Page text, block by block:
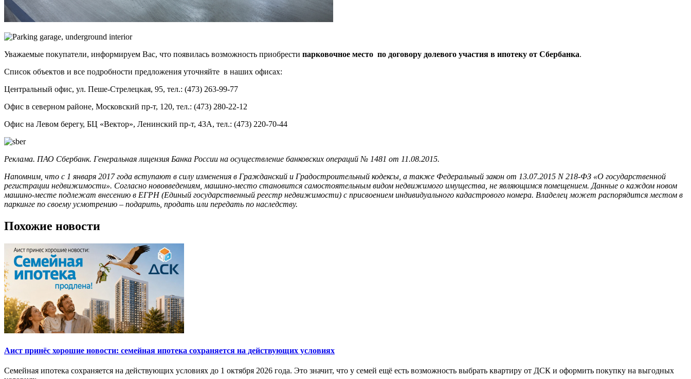
Уважаемые покупатели, информируем Вас, что появилась возможность приобрести парковочное место по договору долевого участия в ипотеку от Сбербанка.
Список объектов и все подробности предложения уточняйте в наших офисах:
Центральный офис, ул. Пеше-Стрелецкая, 95, тел.: (473) 263-99-77
Офис в северном районе, Московский пр-т, 120, тел.: (473) 280-22-12
Офис на Левом берегу, БЦ «Вектор», Ленинский пр-т, 43А, тел.: (473) 220-70-44
Реклама. ПАО Сбербанк. Генеральная лицензия Банка России на осуществление банковских операций № 1481 от 11.08.2015.
Напомним, что с 1 января 2017 года вступают в силу изменения в Гражданский и Градостроительный кодексы, а также Федеральный закон от 13.07.2015 N 218-ФЗ «О государственной
регистрации недвижимости». Согласно нововведениям, машино-место становится самостоятельным видом недвижимого имущества, не являющимся помещением. Данные о каждом новом
машино-месте подлежат внесению в ЕГРН (Единый государственный реестр недвижимости) с присвоением индивидуального кадастрового номера. Владелец может распорядится местом в
паркинге по своему усмотрению – подарить, продать или передать по наследству.
Похожие новости
Аист принёс хорошие новости: семейная ипотека сохраняется на действующих условиях
Семейная ипотека сохраняется на действующих условиях до 1 октября 2026 года. Это значит, что у семей ещё есть возможность выбрать квартиру от ДСК и оформить покупку на выгодных